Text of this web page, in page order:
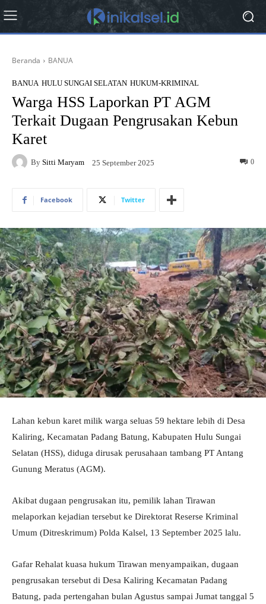
Beranda BANUA
BANUA HULU SUNGAI SELATAN HUKUM-KRIMINAL
Warga HSS Laporkan PT AGM
Terkait Dugaan Pengrusakan Kebun
Karet
By Sitti Maryam 25 September 2025 0
Facebook Twitter
Lahan kebun karet milik warga seluas 59 hektare lebih di Desa
Kaliring, Kecamatan Padang Batung, Kabupaten Hulu Sungai
Selatan (HSS), diduga dirusak perusahaan tambang PT Antang
Gunung Meratus (AGM).
Akibat dugaan pengrusakan itu, pemilik lahan Tirawan
melaporkan kejadian tersebut ke Direktorat Reserse Kriminal
Umum (Ditreskrimum) Polda Kalsel, 13 September 2025 lalu.
Gafar Rehalat kuasa hukum Tirawan menyampaikan, dugaan
pengrusakan tersebut di Desa Kaliring Kecamatan Padang
Batung, pada pertengahan bulan Agustus sampai Jumat tanggal 5